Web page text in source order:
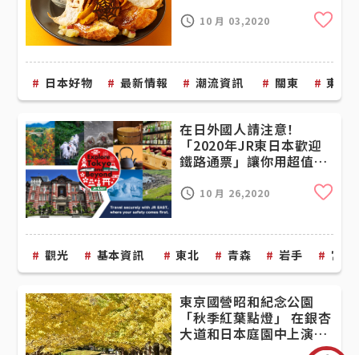
10 月 03,2020
日本好物 最新情報 潮流資訊 關東 東京
在日外國人請注意！
「2020年JR東日本歡迎
鐵路通票」讓你用超值價
10 月 26,2020
觀光 基本資訊 東北 青森 岩手 宮城
東京國營昭和紀念公園
「秋季紅葉點燈」 在銀杏
大道和日本庭園中上演美